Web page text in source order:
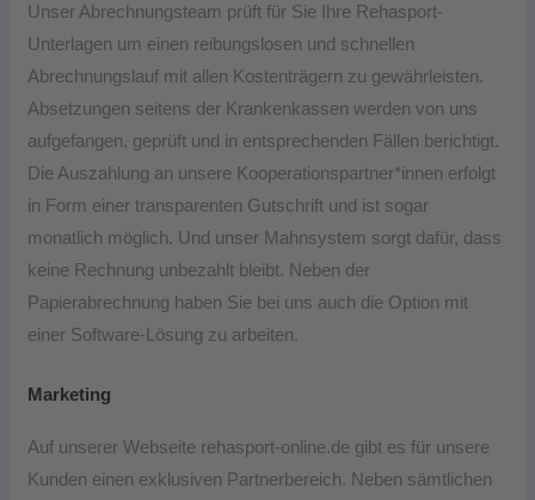
Unser Abrechnungsteam prüft für Sie Ihre Rehasport-
Unterlagen um einen reibungslosen und schnellen
Abrechnungslauf mit allen Kostenträgern zu gewährleisten.
Absetzungen seitens der Krankenkassen werden von uns
aufgefangen, geprüft und in entsprechenden Fällen berichtigt.
Die Auszahlung an unsere Kooperationspartner*innen erfolgt
in Form einer transparenten Gutschrift und ist sogar
monatlich möglich. Und unser Mahnsystem sorgt dafür, dass
keine Rechnung unbezahlt bleibt. Neben der
Papierabrechnung haben Sie bei uns auch die Option mit
einer Software-Lösung zu arbeiten.
Marketing
Auf unserer Webseite rehasport-online.de gibt es für unsere
Kunden einen exklusiven Partnerbereich. Neben sämtlichen